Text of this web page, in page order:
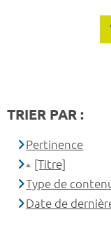
TRIER PAR :
Pertinence
[Titre]
Type de
Date de